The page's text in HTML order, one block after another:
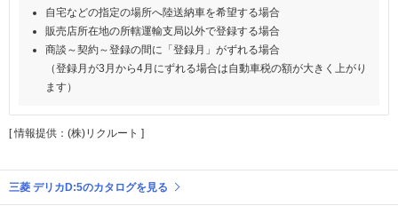
自宅などの指定の場所へ陸送納車を希望する場合
販売店所在地の所轄運輸支局以外で登録する場合
商談～契約～登録の間に「登録月」がずれる場合
（登録月が3月から4月にずれる場合は自動車税の額が大きく上がり
ます）
[ 情報提供：(株)リクルート ]
三菱 デリカD:5のカタログを見る